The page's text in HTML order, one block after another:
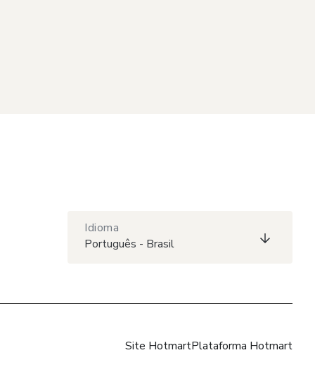
Idioma
Português - Brasil
Site HotmartPlataforma Hotmart